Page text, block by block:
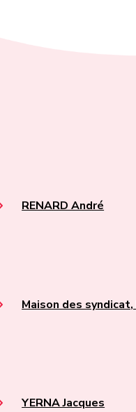
RENARD André
YERNA Jacques